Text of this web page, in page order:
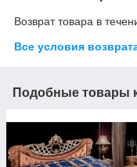
Возврат товара в
Все условия
Подобные товары